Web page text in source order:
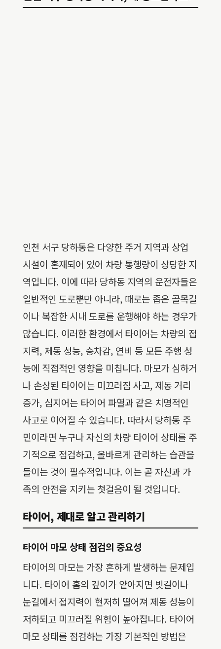
인천 서구 당하동은 다양한 주거 지역과 상업
시설이 혼재되어 있어 차량 통행량이 상당한 지
역입니다. 이에 따라 당하동 지역의 운전자들은
일반적인 도로뿐만 아니라, 때로는 좁은 골목길
이나 복잡한 시내 도로를 운행해야 하는 경우가
많습니다. 이러한 환경에서 타이어는 차량의 접
지력, 제동 성능, 승차감, 연비 등 모든 주행 성
능에 직접적인 영향을 미칩니다. 마모가 심하거
나 손상된 타이어는 미끄러짐 사고, 제동 거리
증가, 심지어는 타이어 파열과 같은 치명적인
사고로 이어질 수 있습니다. 따라서 당하동 주
민이라면 누구나 자신의 차량 타이어 상태를 주
기적으로 점검하고, 올바르게 관리하는 습관을
들이는 것이 필수적입니다. 이는 곧 자신과 가
족의 안전을 지키는 첫걸음이 될 것입니다.
타이어, 제대로 알고 관리하기
타이어 마모 상태 점검의 중요성
타이어의 마모는 가장 흔하게 발생하는 문제입
니다. 타이어 홈의 깊이가 얕아지면 빗길이나
눈길에서 접지력이 현저히 떨어져 제동 성능이
저하되고 미끄러질 위험이 높아집니다. 타이어
마모 상태를 점검하는 가장 기본적인 방법은